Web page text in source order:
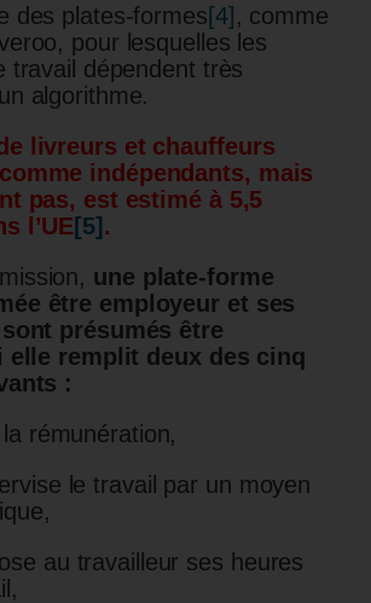
des plates-formes[4] , comme
pour lesquelles les
travail dépendent très
algorithme.
livreurs et chauffeurs
indépendants, mais
pas, est estimé à 5,5
l’UE[5] .
une plate-forme
être employeur et ses
présumés être
elle remplit deux des cinq
:
rémunération,
le travail par un moyen
au travailleur ses heures